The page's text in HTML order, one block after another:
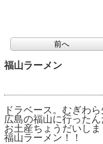
前へ
福山ラーメン
ドラベース。むぎわ
広島の福山に行ったん
お土産ちょうだいしま
福山ラーメン！！